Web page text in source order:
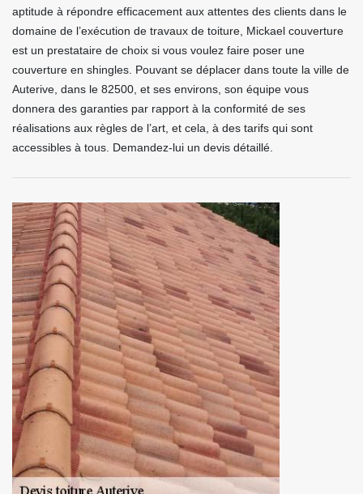
aptitude à répondre efficacement aux attentes des clients dans le
domaine de l’exécution de travaux de toiture, Mickael couverture
est un prestataire de choix si vous voulez faire poser une
couverture en shingles. Pouvant se déplacer dans toute la ville de
Auterive, dans le 82500, et ses environs, son équipe vous
donnera des garanties par rapport à la conformité de ses
réalisations aux règles de l’art, et cela, à des tarifs qui sont
accessibles à tous. Demandez-lui un devis détaillé.